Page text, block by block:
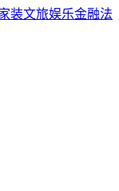
装文旅娱乐金融法